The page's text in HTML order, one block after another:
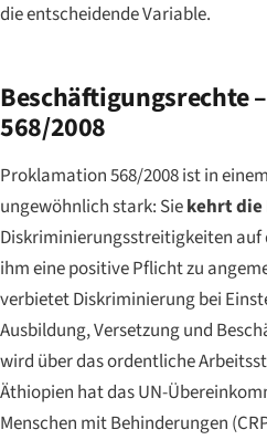
die entscheidende Variable.
Beschäftigungsrechte
568/2008
Proklamation 568/2008 ist in
ungewöhnlich stark: Siekehrt die
Diskriminierungsstreitigkeiten auf
ihm eine positive Pflicht zu
verbietet Diskriminierung bei
Ausbildung, Versetzung und
wird über das ordentliche
Äthiopien hat das UN-
Menschen mit Behinderungen